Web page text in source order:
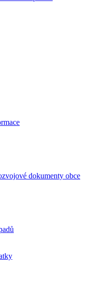
dokumenty obce